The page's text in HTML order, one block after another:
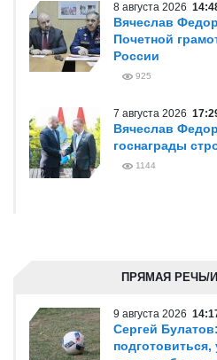
8 августа 2026
Вячеслав
Почетной
России
925
7 августа 2026
Вячеслав
госнаграды
1144
ПРЯМАЯ РЕЧЬ/
9 августа 2026
Сергей
подготовиться,